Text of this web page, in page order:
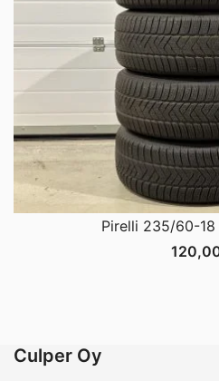
Pirelli 235/60-
Culper Oy